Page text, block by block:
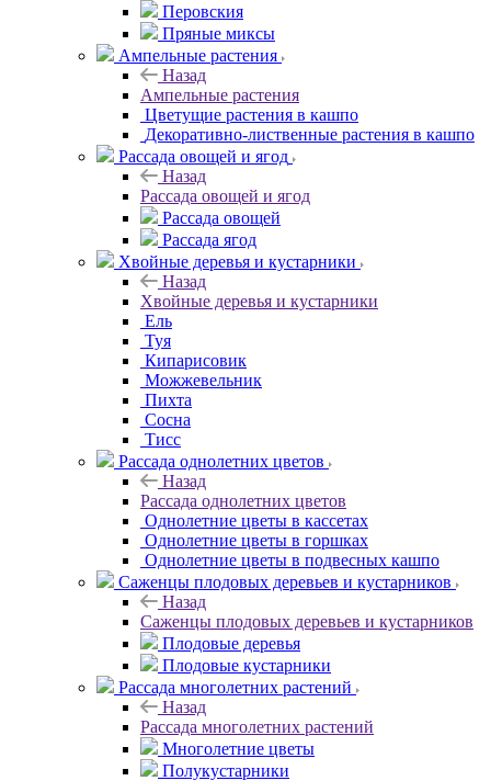
Перовския
Пряные миксы
Ампельные растения
Назад
Ампельные растения
Цветущие растения в кашпо
Декоративно-лиственные растения в кашпо
Рассада овощей и ягод
Назад
Рассада овощей и ягод
Рассада овощей
Рассада ягод
Хвойные деревья и кустарники
Назад
Хвойные деревья и кустарники
Ель
Туя
Кипарисовик
Можжевельник
Пихта
Сосна
Тисc
Рассада однолетних цветов
Назад
Рассада однолетних цветов
Однолетние цветы в кассетах
Однолетние цветы в горшках
Однолетние цветы в подвесных кашпо
Саженцы плодовых деревьев и кустарников
Назад
Саженцы плодовых деревьев и кустарников
Плодовые деревья
Плодовые кустарники
Рассада многолетних растений
Назад
Рассада многолетних растений
Многолетние цветы
Полукустарники